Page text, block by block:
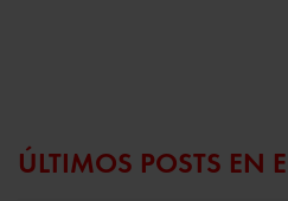
ÚLTIMOS POSTS EN